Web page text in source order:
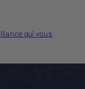
qui vous